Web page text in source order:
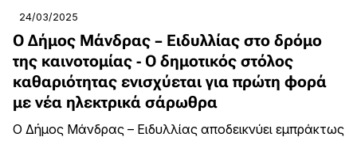
24/03/2025
Ο Δήμος Μάνδρας – Ειδυλλίας στο δρόμο
της καινοτομίας - Ο δημοτικός στόλος
καθαριότητας ενισχύεται για πρώτη φορά
με νέα ηλεκτρικά σάρωθρα
Ο Δήμος Μάνδρας – Ειδυλλίας αποδεικνύει εμπράκτως